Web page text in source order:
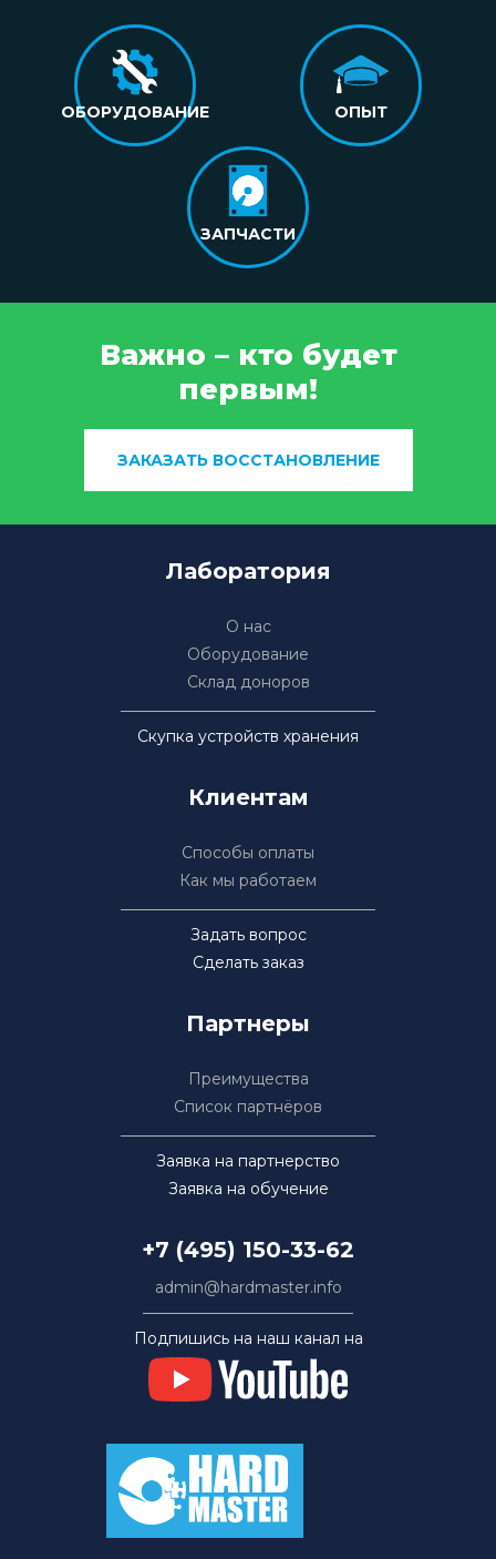
ОБОРУДОВАНИЕ ОПЫТ
ЗАПЧАСТИ
Важно – кто будет
первым!
ЗАКАЗАТЬ ВОССТАНОВЛЕНИЕ
Лаборатория
О нас
Оборудование
Склад доноров
Скупка устройств хранения
Клиентам
Способы оплаты
Как мы работаем
Задать вопрос
Сделать заказ
Партнеры
Преимущества
Список партнёров
Заявка на партнерство
Заявка на обучение
+7 (495) 150-33-62
admin@hardmaster.info
Подпишись на наш канал на